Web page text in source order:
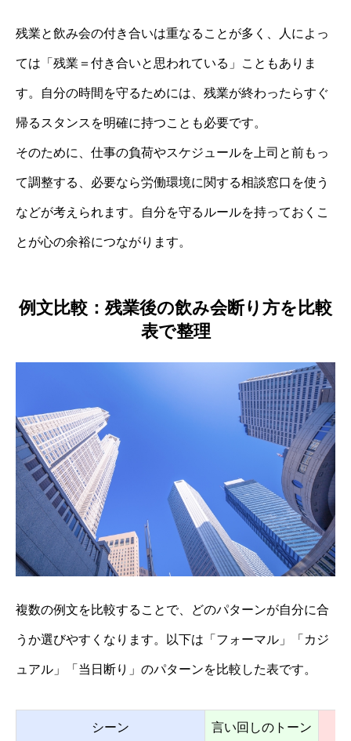
残業と飲み会の付き合いは重なることが多く、人によっ
ては「残業＝付き合いと思われている」こともありま
す。自分の時間を守るためには、残業が終わったらすぐ
帰るスタンスを明確に持つことも必要です。
そのために、仕事の負荷やスケジュールを上司と前もっ
て調整する、必要なら労働環境に関する相談窓口を使う
などが考えられます。自分を守るルールを持っておくこ
とが心の余裕につながります。
例文比較：残業後の飲み会断り方を比較
表で整理
複数の例文を比較することで、どのパターンが自分に合
うか選びやすくなります。以下は「フォーマル」「カジ
ュアル」「当日断り」のパターンを比較した表です。
シーン 言い回しのトーン